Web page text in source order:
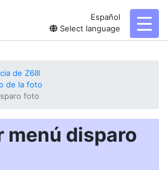
Español
Select language
de Z6III
de la foto
foto
menú disparo